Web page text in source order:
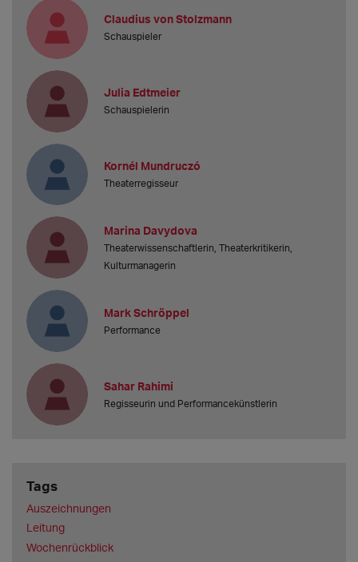
Claudius von Stolzmann
Schauspieler
Julia Edtmeier
Schauspielerin
Kornél Mundruczó
Theaterregisseur
Marina Davydova
Theaterwissenschaftlerin, Theaterkritikerin,
Kulturmanagerin
Mark Schröppel
Performance
Sahar Rahimi
Regisseurin und Performancekünstlerin
Tags
Auszeichnungen
Leitung
Wochenrückblick